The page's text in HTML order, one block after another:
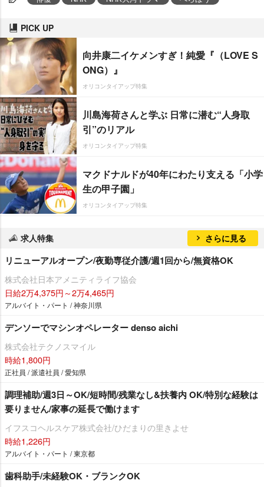
PICK UP
向井康二イケメンすぎ！純愛『（LOVE S
ONG）』
オリコンタイアップ特集
川島海荷さんと学ぶ 日常に潜む“人身取
引”のリアル
オリコンタイアップ特集
マクドナルドが40年にわたり支える「小学
生の甲子園」
オリコンタイアップ特集
求人特集 さらに見る
リニューアルオープン/夜勤専従介護/週1回から/無資格OK
株式会社日本アメニティライフ協会
日給2万4,375円～2万4,465円
アルバイト・パート / 神奈川県
デンソーでマシンオペレーター denso aichi
株式会社テクノスマイル
時給1,800円
正社員 / 派遣社員 / 愛知県
調理補助/週3日～OK/短時間/残業なし&扶養内 OK/特別な経験は
要りません/家事の延長で働けます
イフスコヘルスケア株式会社/ひだまりの里きよせ
時給1,226円
アルバイト・パート / 東京都
歯科助手/未経験OK・ブランクOK